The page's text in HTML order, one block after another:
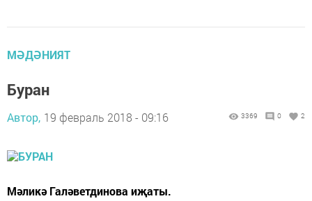
МӘДӘНИЯТ
Буран
Автор, 19 февраль 2018 - 09:16 3369 0 2
Мәликә Галәветдинова иҗаты.